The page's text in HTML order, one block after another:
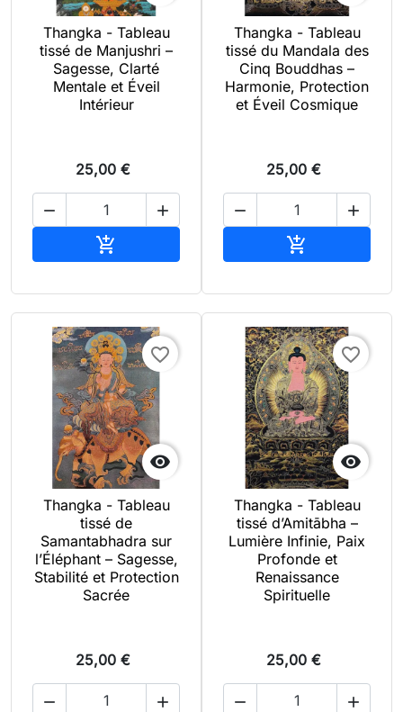
Thangka - Tableau
tissé de Manjushri –
Sagesse, Clarté
Mentale et Éveil
Intérieur
25,00 €
 

Thangka - Tableau
tissé du Mandala des
Cinq Bouddhas –
Harmonie, Protection
et Éveil Cosmique
25,00 €
 


favorite_border
Thangka - Tableau
tissé de
Samantabhadra sur
l’Éléphant – Sagesse,
Stabilité et Protection
Sacrée
25,00 €
 

favorite_border
Thangka - Tableau
tissé d’Amitābha –
Lumière Infinie, Paix
Profonde et
Renaissance
Spirituelle
25,00 €
 